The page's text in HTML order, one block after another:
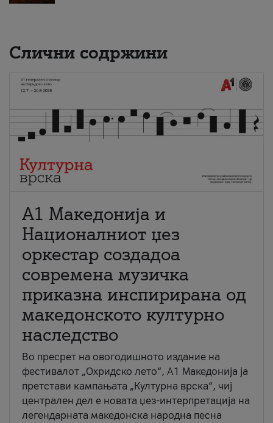
Слични содржини
А1 Македонија и
Националниот џез
оркестар создадоа
современа музичка
приказна инспирирана од
македонското културно
наследство
Во пресрет на овогодишното издание на
фестивалот „Охридско лето“, А1 Македонија ја
претстави кампањата „Културна врска“, чиј
централен дел е новата џез-интерпретација на
легендарната македонска народна песна